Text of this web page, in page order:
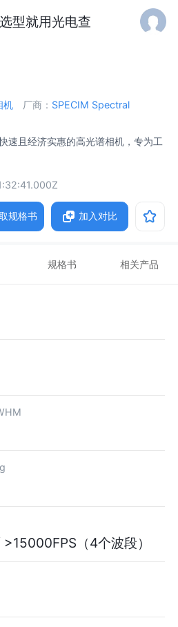
型就用光电查
机 厂商： SPECIM Spectral
速且经济实惠的高光谱相机，专为工
规格书 加入对比
规格书 相关产品
（4个波段）